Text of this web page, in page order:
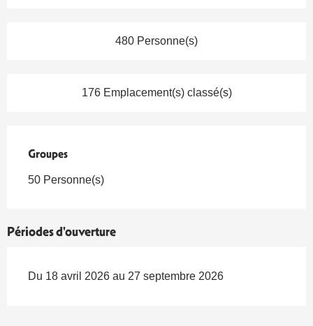
480 Personne(s)
176 Emplacement(s) classé(s)
Groupes
Groupes
50 Personne(s)
Périodes d'ouverture
Du 18 avril 2026 au 27 septembre 2026